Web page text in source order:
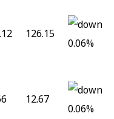
126.15
0.06%
12.67
0.06%